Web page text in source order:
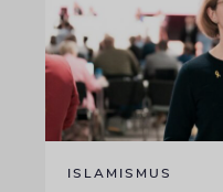
ISLAMISMUS